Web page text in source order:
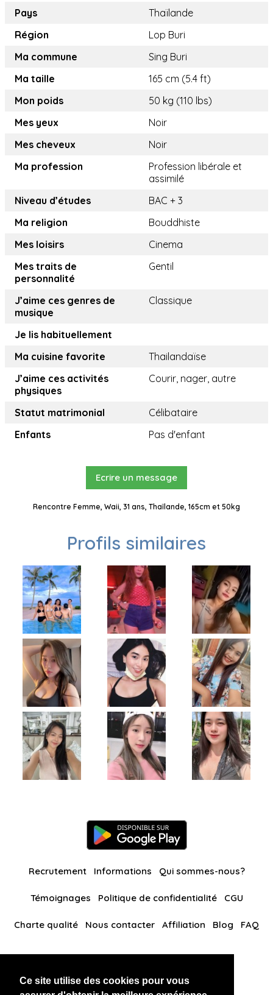
Ce site utilise des cookies pour vous
Pays
Thaïlande
Région
Lop Buri
Ma commune
Sing Buri
Ma taille
165 cm (5.4 ft)
Mon poids
50 kg (110 lbs)
Mes yeux
Noir
Mes cheveux
Noir
Ma profession
Profession libérale et
assimilé
Niveau d’études
BAC + 3
Ma religion
Bouddhiste
Mes loisirs
Cinema
Mes traits de
personnalité
Gentil
J’aime ces genres de
musique
Classique
Je lis habituellement
Ma cuisine favorite
Thailandaïse
J’aime ces activités
physiques
Courir, nager, autre
Statut matrimonial
Célibataire
Enfants
Pas d'enfant
Ecrire un message
Rencontre Femme, Waii, 31 ans, Thaïlande, 165cm et 50kg
Profils similaires
Recrutement Informations Qui sommes-nous?
Témoignages Politique de confidentialité CGU
Charte qualité Nous contacter Affiliation Blog FAQ
BlackAndBeauties RussianKisses